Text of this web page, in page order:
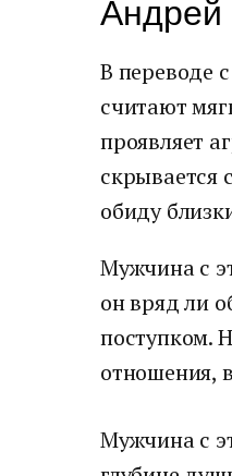
Андрей
В переводе
считают
проявляет
скрывается
обиду
Мужчина с
он вряд ли
поступком.
отношения,
Мужчина с